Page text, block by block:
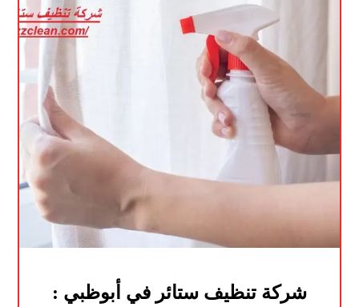
شركة تنظيف ستائر في أبوظبي :